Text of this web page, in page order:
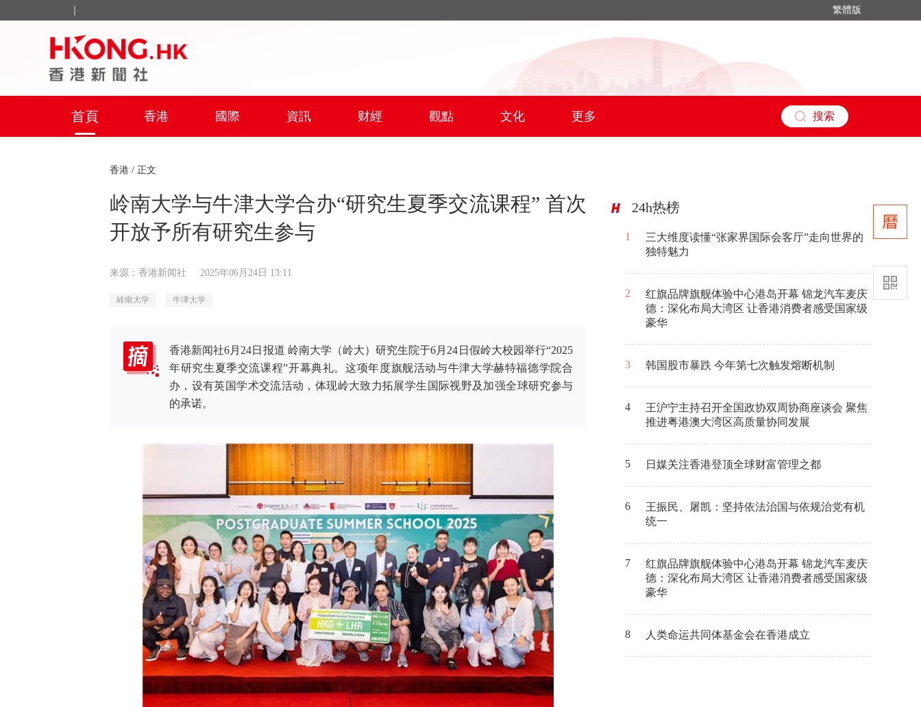
繁體版
首頁 香港 國際 資訊 财經 觀點 文化 更多 搜索
香港 / 正文
岭南大学与牛津大学合办“研究生夏季交流课程” 首次
开放予所有研究生参与
来源：香港新闻社 2025年06月24日 13:11
岭南大学 牛津大学
香港新闻社6月24日报道 岭南大学（岭大）研究生院于6月24日假岭大校园举行“2025
年研究生夏季交流课程”开幕典礼。这项年度旗舰活动与牛津大学赫特福德学院合
办，设有英国学术交流活动，体现岭大致力拓展学生国际视野及加强全球研究参与
的承诺。
24h热榜
1
三大维度读懂“张家界国际会客厅”走向世界的
独特魅力
2
红旗品牌旗舰体验中心港岛开幕 锦龙汽车麦庆
德：深化布局大湾区 让香港消费者感受国家级
豪华
3 韩国股市暴跌 今年第七次触发熔断机制
4
王沪宁主持召开全国政协双周协商座谈会 聚焦
推进粤港澳大湾区高质量协同发展
5 日媒关注香港登顶全球财富管理之都
6
王振民、屠凯：坚持依法治国与依规治党有机
统一
7
红旗品牌旗舰体验中心港岛开幕 锦龙汽车麦庆
德：深化布局大湾区 让香港消费者感受国家级
豪华
8 人类命运共同体基金会在香港成立